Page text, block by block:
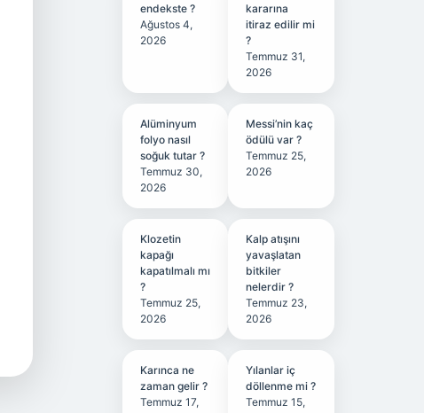
endekste ?
Ağustos 4,
2026
kararına
itiraz edilir mi
?
Temmuz 31,
2026
Alüminyum
folyo nasıl
soğuk tutar ?
Temmuz 30,
2026
Messi’nin kaç
ödülü var ?
Temmuz 25,
2026
Klozetin
kapağı
kapatılmalı mı
?
Temmuz 25,
2026
Kalp atışını
yavaşlatan
bitkiler
nelerdir ?
Temmuz 23,
2026
Karınca ne
zaman gelir ?
Temmuz 17,
Yılanlar iç
döllenme mi ?
Temmuz 15,